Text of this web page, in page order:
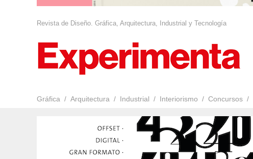
Revista de Diseño. Gráfica, Arquitectura, Industrial y Tecnología
Gráfica Arquitectura Industrial Interiorismo Concursos